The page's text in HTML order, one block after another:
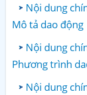
Nội dung
Mô tả dao động
Nội dung
Phương trình
Nội dung